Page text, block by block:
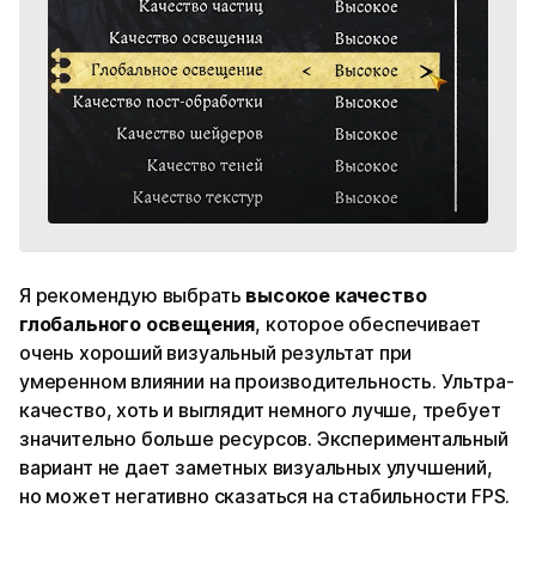
Я рекомендую выбрать высокое качество
глобального освещения, которое обеспечивает
очень хороший визуальный результат при
умеренном влиянии на производительность. Ультра-
качество, хоть и выглядит немного лучше, требует
значительно больше ресурсов. Экспериментальный
вариант не дает заметных визуальных улучшений,
но может негативно сказаться на стабильности FPS.